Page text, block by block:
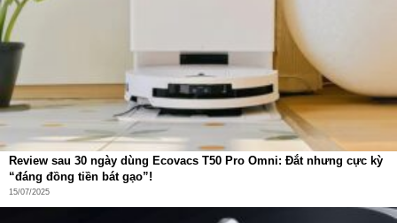
Review sau 30 ngày dùng Ecovacs T50 Pro Omni: Đắt nhưng cực kỳ
“đáng đồng tiền bát gạo”!
15/07/2025